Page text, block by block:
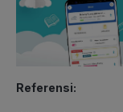
Referensi: